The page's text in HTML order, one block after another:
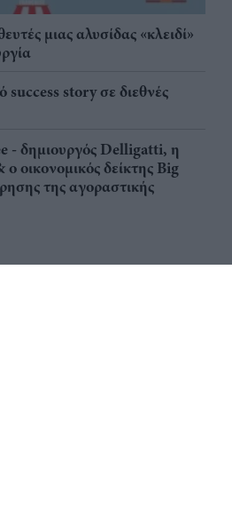
μιας αλυσίδας «κλειδί»
success story σε διεθνές
- δημιουργός Delligatti, η
οικονομικός δείκτης Big
της αγοραστικής